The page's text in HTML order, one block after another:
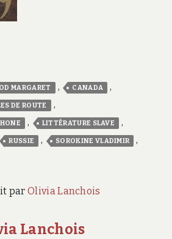
MARGARET , CANADA ,
DE ROUTE ,
, LITTÉRATURE SLAVE ,
RUSSIE , SOROKINE VLADIMIR ,
par Olivia Lanchois
Lanchois